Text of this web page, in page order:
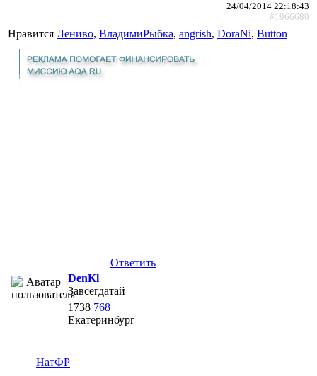
24/04/2014 22:18:43
#1966680
Нравится Лениво, ВладимиРыбка, angrish, DoraNi, Button
Ответить
DenKl
Завсегдатай
1738 768
Екатеринбург
НатФР